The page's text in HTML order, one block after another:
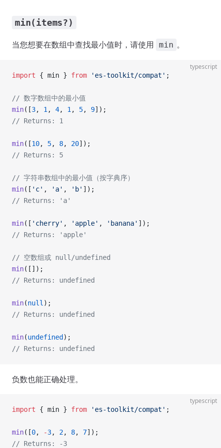
min(items?)
当您想要在数组中查找最小值时，请使用 min 。
typescript
import { min } from 'es-toolkit/compat' ;
// 数字数组中的最小值
min([3, 1 , 4, 1 , 5, 9]);
// Returns: 1
min([10, 5, 8, 20]);
// Returns: 5
// 字符串数组中的最小值（按字典序）
min([ 'c' , 'a' , 'b' ]);
// Returns: 'a'
min([ 'cherry' , 'apple' , 'banana' ]);
// Returns: 'apple'
// 空数组或 null/undefined
min([]);
// Returns: undefined
min(null );
// Returns: undefined
min(undefined );
// Returns: undefined
负数也能正确处理。
typescript
import { min } from 'es-toolkit/compat' ;
min([0, -3, 2, 8, 7]);
// Returns: -3